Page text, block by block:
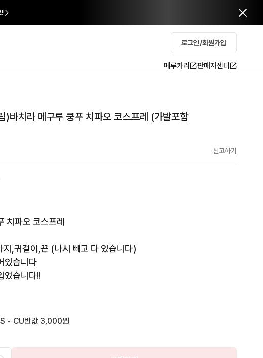
!
로그인/회원가입
메루카리 판매자센터
)바치라 메구루 쿵푸 치파오 코스프레 (가발포함
신고하기
치파오 코스프레
,귀걸이,끈 (나시 빼고 다 있습니다)
있습니다
었습니다!!
• CU반값 3,000원